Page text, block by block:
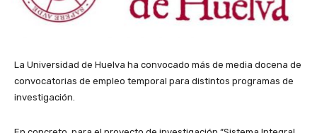
La Universidad de Huelva ha convocado más de media docena de
convocatorias de empleo temporal para distintos programas de
investigación.